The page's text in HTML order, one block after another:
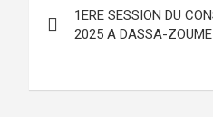
de
1ERE SESSION DU
2025 A DASSA-